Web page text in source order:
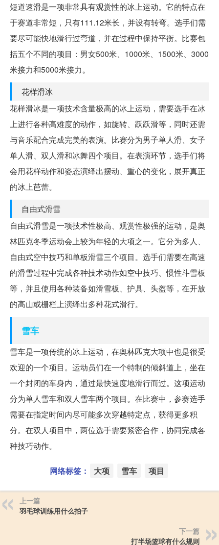
短道速滑是一项非常具有观赏性的冰上运动。它的特点在
于赛道非常短，只有111.12米长，并设有转弯。选手们需
要尽可能快地滑行过弯道，并在过程中保持平衡。比赛包
括五个不同的项目：男女500米、1000米、1500米、3000
米接力和5000米接力。
花样滑冰
花样滑冰是一项技术含量极高的冰上运动，需要选手在冰
上进行各种高难度的动作，如旋转、跃跃滑等，同时还需
与音乐配合完成完美的表演。比赛分为男子单人滑、女子
单人滑、双人滑和冰舞四个项目。在表演环节，选手们将
会用花样动作和姿态演绎出摆动、重心的变化，展开真正
的冰上芭蕾。
自由式滑雪
自由式滑雪是一项技术性极高、观赏性极强的运动，是奥
林匹克冬季运动会上较为年轻的大项之一。它分为多人、
自由式空中技巧和单板滑雪三个项目。选手们需要在高速
的滑雪过程中完成各种技术动作如空中技巧、惯性斗雪板
等，并且使用各种装备如滑雪板、护具、头盔等，在开放
的高山或栅栏上演绎出多种花式滑行。
雪车
雪车是一项传统的冰上运动，在奥林匹克大项中也是很受
欢迎的一个项目。运动员们在一个特制的倾斜道上，坐在
一个封闭的车身内，通过最快速度地滑行而过。这项运动
分为单人雪车和双人雪车两个项目。在比赛中，参赛选手
需要在指定时间内尽可能多次穿越特定点，获得更多积
分。在双人项目中，两位选手需要紧密合作，协同完成各
种技巧动作。
网络标签： 大项 雪车 项目
上一篇
羽毛球训练用什么拍子
下一篇
打半场篮球有什么规则